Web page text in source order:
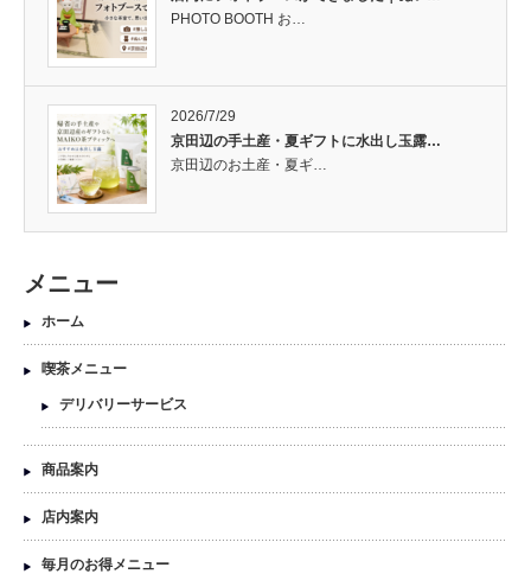
PHOTO BOOTH お…
2026/7/29
京田辺の手土産・夏ギフトに水出し玉露…
京田辺のお土産・夏ギ…
メニュー
ホーム
喫茶メニュー
デリバリーサービス
商品案内
店内案内
毎月のお得メニュー